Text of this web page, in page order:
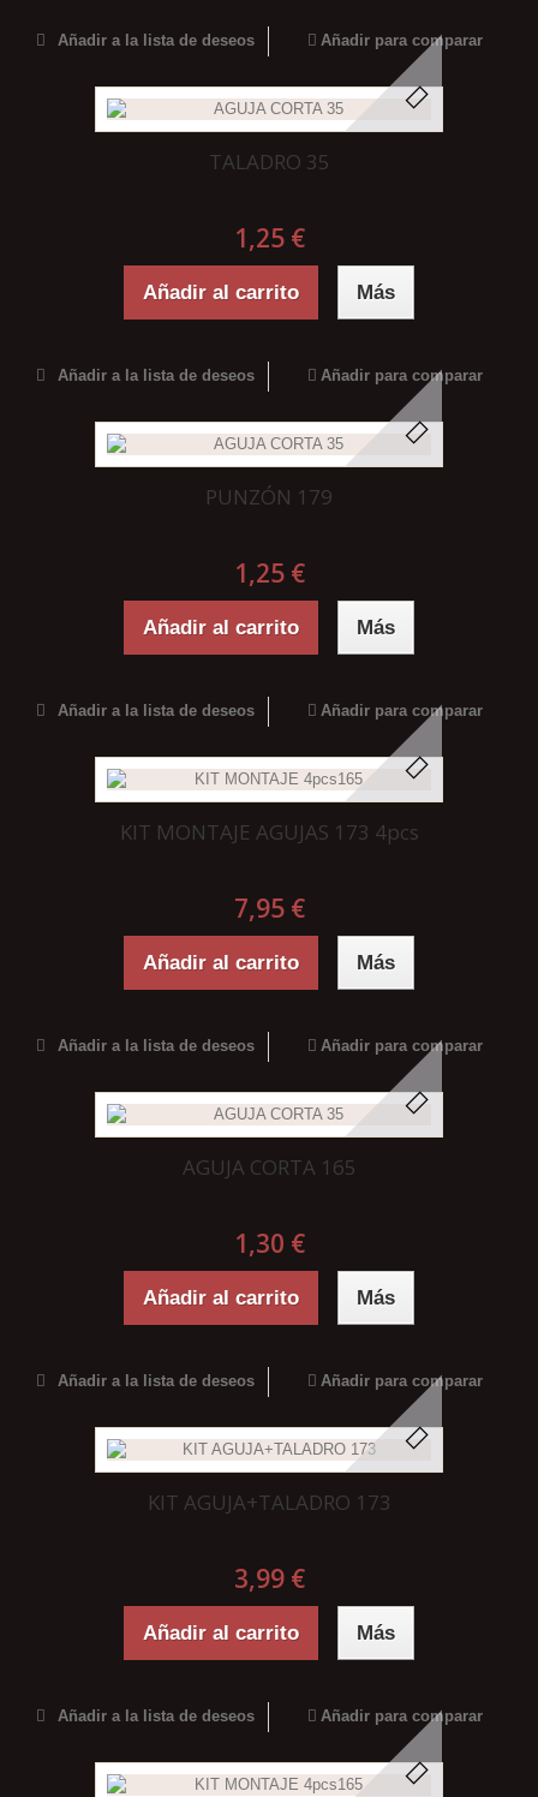
Añadir a la lista de deseos Añadir para comparar
TALADRO 35
1,25 €
Añadir al carrito Más
Añadir a la lista de deseos Añadir para comparar
PUNZÓN 179
1,25 €
Añadir al carrito Más
Añadir a la lista de deseos Añadir para comparar
KIT MONTAJE AGUJAS 173 4pcs
7,95 €
Añadir al carrito Más
Añadir a la lista de deseos Añadir para comparar
AGUJA CORTA 165
1,30 €
Añadir al carrito Más
Añadir a la lista de deseos Añadir para comparar
KIT AGUJA+TALADRO 173
3,99 €
Añadir al carrito Más
Añadir a la lista de deseos Añadir para comparar